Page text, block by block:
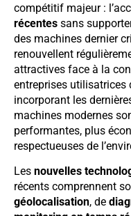
compétitif majeur :
récentes sans
des machines dernier
renouvellent
attractives face à la
entreprises utilisatrices
incorporant les
machines modernes
performantes, plus
respectueuses de
Les nouvelles
récents comprennent
géolocalisation, de